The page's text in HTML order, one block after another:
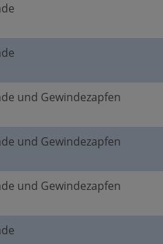
und Gewindezapfen
und Gewindezapfen
und Gewindezapfen